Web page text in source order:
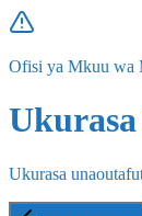
Ofisi ya Mkuu wa
Ukurasa